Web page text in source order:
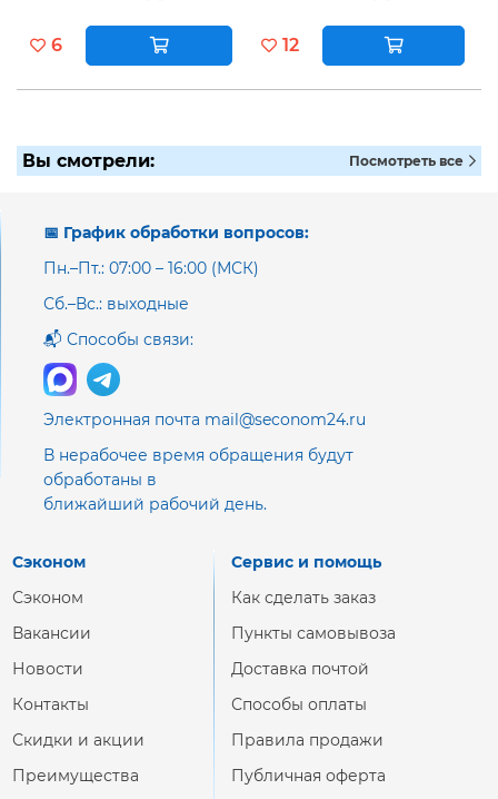
6 12
Вы смотрели: Посмотреть все
📅 График обработки вопросов:
Пн.–Пт.: 07:00 – 16:00 (МСК)
Сб.–Вс.: выходные
📬 Способы связи:
Электронная почта mail@seconom24.ru
В нерабочее время обращения будут
обработаны в
ближайший рабочий день.
Сэконом
Сэконом
Вакансии
Новости
Контакты
Скидки и акции
Преимущества
Сервис и помощь
Как сделать заказ
Пункты самовывоза
Доставка почтой
Способы оплаты
Правила продажи
Публичная оферта